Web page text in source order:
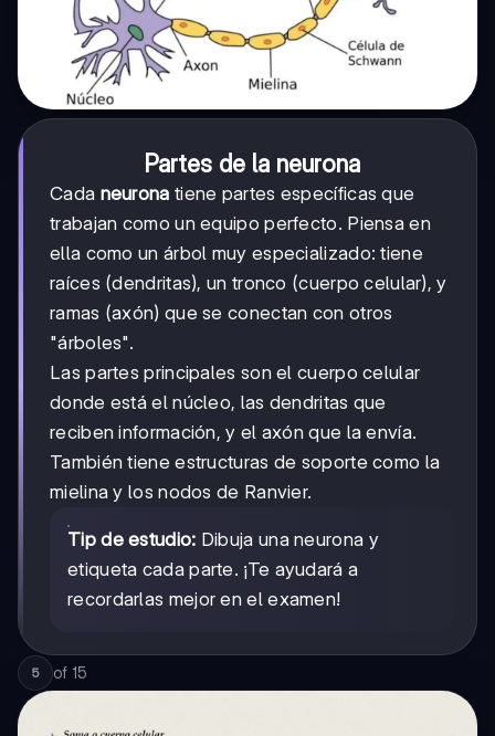
Partes de la neurona
Cada neurona tiene partes específicas que
trabajan como un equipo perfecto. Piensa en
ella como un árbol muy especializado: tiene
raíces (dendritas), un tronco (cuerpo celular), y
ramas (axón) que se conectan con otros
"árboles".
Las partes principales son el cuerpo celular
donde está el núcleo, las dendritas que
reciben información, y el axón que la envía.
También tiene estructuras de soporte como la
mielina y los nodos de Ranvier.
Tip de estudio: Dibuja una neurona y
etiqueta cada parte. ¡Te ayudará a
recordarlas mejor en el examen!
5 of 15